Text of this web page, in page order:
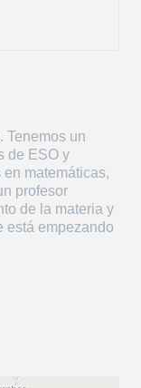
Tenemos un
de ESO y
matemáticas,
profesor
de la materia y
está empezando